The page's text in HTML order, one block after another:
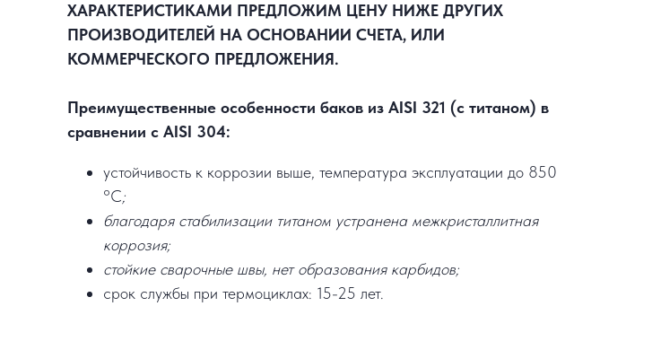
ХАРАКТЕРИСТИКАМИ ПРЕДЛОЖИМ ЦЕНУ НИЖЕ ДРУГИХ
ПРОИЗВОДИТЕЛЕЙ НА ОСНОВАНИИ СЧЕТА, ИЛИ
КОММЕРЧЕСКОГО ПРЕДЛОЖЕНИЯ.
Преимущественные особенности баков из AISI 321 (с титаном) в
сравнении с AISI 304:
устойчивость к коррозии выше, температура эксплуатации до 850
°C;
благодаря стабилизации титаном устранена межкристаллитная
коррозия;
стойкие сварочные швы, нет образования карбидов;
срок службы при термоциклах: 15-25 лет.